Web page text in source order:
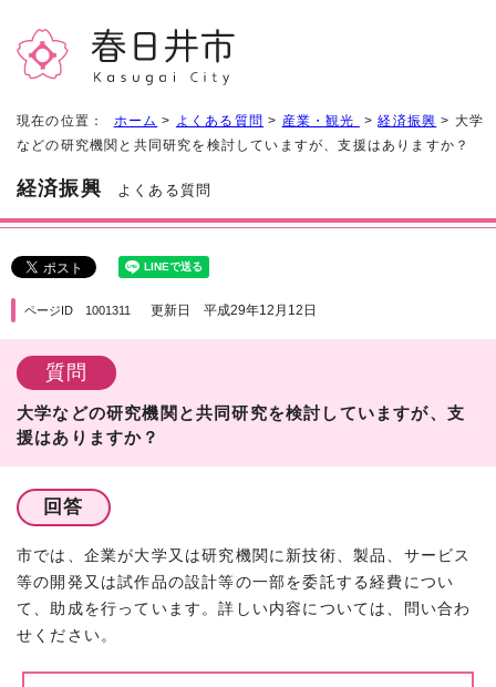
現在の位置： ホーム > よくある質問 > 産業・観光 >経済振興 > 大学
などの研究機関と共同研究を検討していますが、支援はありますか？
経済振興 よくある質問
ページID 1001311 更新日 平成29年12月12日
質問
大学などの研究機関と共同研究を検討していますが、支
援はありますか？
回答
市では、企業が大学又は研究機関に新技術、製品、サービス
等の開発又は試作品の設計等の一部を委託する経費につい
て、助成を行っています。詳しい内容については、問い合わ
せください。